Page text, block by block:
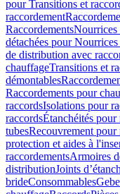
pour Transitions et
raccordement
RaccordementsNourrices
détachées pour
de distribution avec
chauffageTransitions et
démontables
Raccordements pour
raccordsIsolations pour
raccordsÉtanchéités pour
tubesRecouvrement pour
protection et aides à
raccordementsArmoires
distributionJoints
brideConsommables